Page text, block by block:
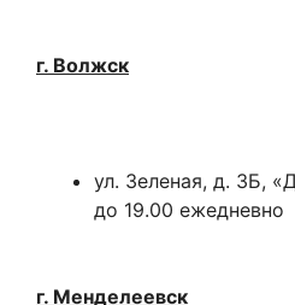
г. Волжск
ул. Зеленая, д. 3Б,
до 19.00 ежедневно
г. Менделеевск